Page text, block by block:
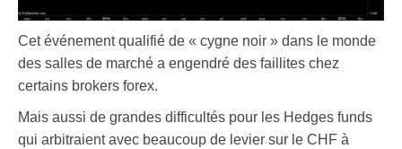
Cet événement qualifié de « cygne noir » dans le monde
des salles de marché a engendré des faillites chez
certains brokers forex.
Mais aussi de grandes difficultés pour les Hedges funds
qui arbitraient avec beaucoup de levier sur le CHF à